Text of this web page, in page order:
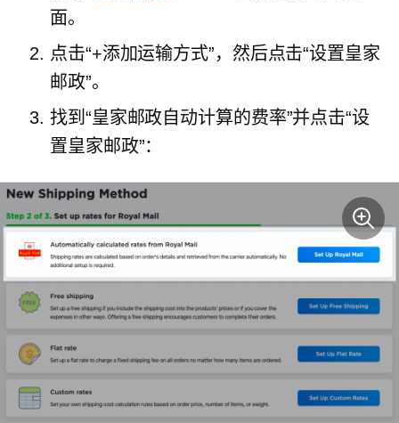
面。
点击“+添加运输方式”，然后点击“设置皇家
邮政”。
找到“皇家邮政自动计算的费率”并点击“设
置皇家邮政”：